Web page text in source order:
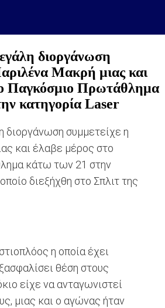
διοργάνωση
Μακρή μιας και
Παγκόσμιο Πρωτάθλημα
κατηγορία Laser
διοργάνωση συμμετείχε η
και έλαβε μέρος στο
κάτω των 21 στην
διεξήχθη στο Σπλιτ της
η οποία έχει
θέση στους
είχε να ανταγωνιστεί
μιας και ο αγώνας ήταν